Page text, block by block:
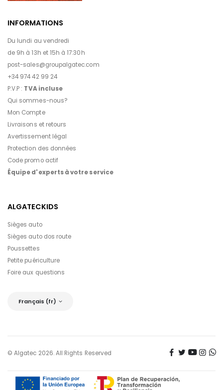
INFORMATIONS
Du lundi au vendredi
de 9h à 13h et 15h à 17:30h
post-sales@groupalgatec.com
+34 974 42 99 24
P.V.P : TVA incluse
Qui sommes-nous?
Mon Compte
Livraisons et retours
Avertissement légal
Protection des données
Code promo actif
Équipe d'experts à votre service
ALGATECKIDS
Sièges auto
Sièges auto dos route
Poussettes
Petite puériculture
Foire aux questions
Français (fr)
© Algatec 2026. All Rights Reserved